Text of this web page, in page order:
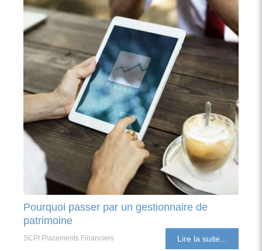
Pourquoi passer par un gestionnaire de
patrimoine
SCPI Placements Financiers Lire la suite...